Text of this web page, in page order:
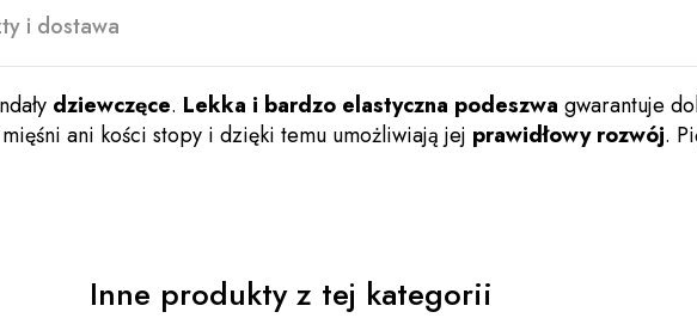
i dostawa
dziewczęce. Lekka i bardzo elastyczna podeszwa gwarantuje
ani kości stopy i dzięki temu umożliwiają jej prawidłowy rozwój.
Inne produkty z tej kategorii